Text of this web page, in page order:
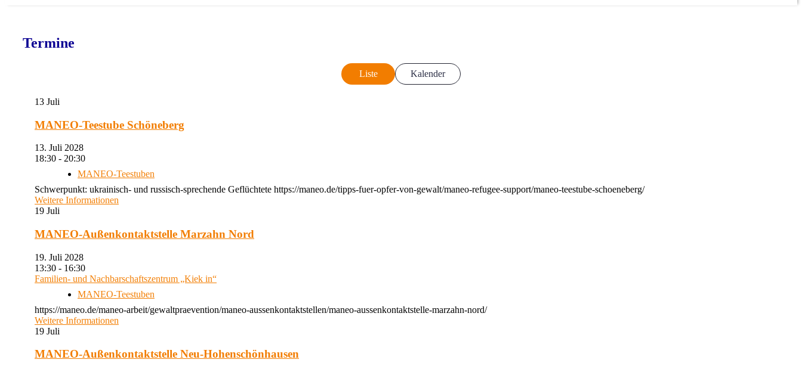
Termine
Liste Kalender
13 Juli
MANEO-Teestube Schöneberg
13. Juli 2028
18:30 - 20:30
MANEO-Teestuben
Schwerpunkt: ukrainisch- und russisch-sprechende Geflüchtete https://maneo.de/tipps-fuer-opfer-von-gewalt/maneo-refugee-support/maneo-teestube-schoeneberg/
Weitere Informationen
19 Juli
MANEO-Außenkontaktstelle Marzahn Nord
19. Juli 2028
13:30 - 16:30
Familien- und Nachbarschaftszentrum „Kiek in“
MANEO-Teestuben
https://maneo.de/maneo-arbeit/gewaltpraevention/maneo-aussenkontaktstellen/maneo-aussenkontaktstelle-marzahn-nord/
Weitere Informationen
19 Juli
MANEO-Außenkontaktstelle Neu-Hohenschönhausen